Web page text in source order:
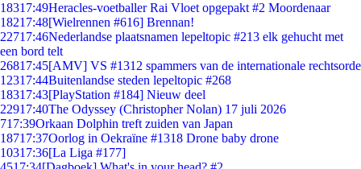
18317:49Heracles-voetballer Rai Vloet opgepakt #2 Moordenaar
18217:48[Wielrennen #616] Brennan!
22717:46Nederlandse plaatsnamen lepeltopic #213 elk gehucht met
een bord telt
26817:45[AMV] VS #1312 spammers van de internationale rechtsorde
12317:44Buitenlandse steden lepeltopic #268
18317:43[PlayStation #184] Nieuw deel
22917:40The Odyssey (Christopher Nolan) 17 juli 2026
717:39Orkaan Dolphin treft zuiden van Japan
18717:37Oorlog in Oekraïne #1318 Drone baby drone
10317:36[La Liga #177]